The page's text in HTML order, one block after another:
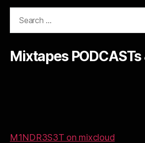
Mixtapes PODCASTs
M1NDR3S3T on mixcloud